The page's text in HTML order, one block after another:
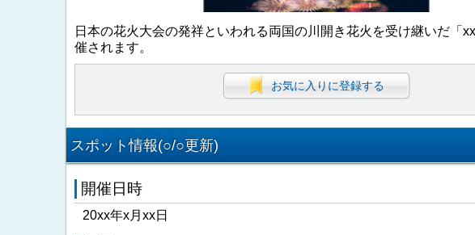
日本の花火大会の発祥といわれる両国の川開き花火を受け継いだ「
催されます。
お気に入りに登録する
スポット情報(○/○更新)
開催日時
20xx年x月xx日